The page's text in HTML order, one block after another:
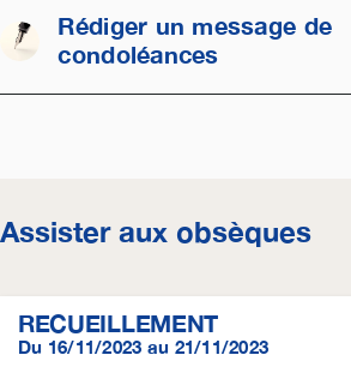
Rédiger un message de
condoléances
Assister aux obsèques
RECUEILLEMENT
Du 16/11/2023 au 21/11/2023